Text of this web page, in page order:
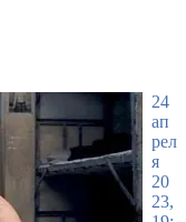
24
ап
рел
я
20
23,